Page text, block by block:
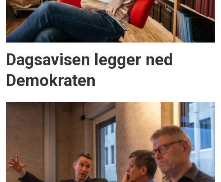
Dagsavisen legger ned
Demokraten